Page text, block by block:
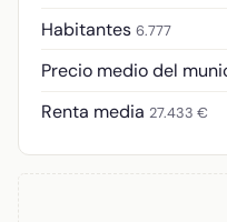
Habitantes 6.777
Precio medio del
Renta media 27.433 €